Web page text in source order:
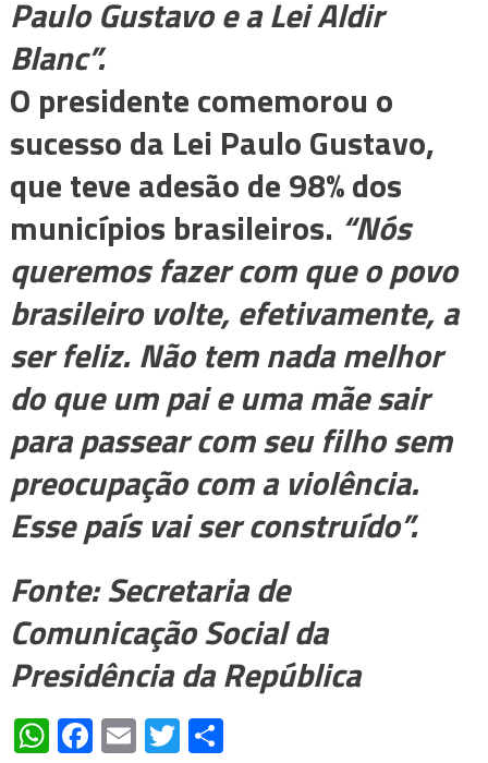
Paulo Gustavo e a Lei Aldir
Blanc”.
O presidente comemorou o
sucesso da Lei Paulo Gustavo,
que teve adesão de 98% dos
municípios brasileiros. “Nós
queremos fazer com que o povo
brasileiro volte, efetivamente, a
ser feliz. Não tem nada melhor
do que um pai e uma mãe sair
para passear com seu filho sem
preocupação com a violência.
Esse país vai ser construído”.
Fonte:Secretaria de
Comunicação Social da
Presidência da República
WhatsApp
Facebook
EmailTwitter
Share